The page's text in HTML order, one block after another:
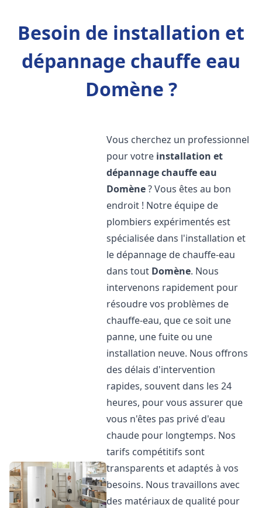
Besoin de installation et
dépannage chauffe eau
Domène ?
Vous cherchez un professionnel
pour votre installation et
dépannage chauffe eau
Domène? Vous êtes au bon
endroit ! Notre équipe de
plombiers expérimentés est
spécialisée dans l'installation et
le dépannage de chauffe-eau
dans tout Domène. Nous
intervenons rapidement pour
résoudre vos problèmes de
chauffe-eau, que ce soit une
panne, une fuite ou une
installation neuve. Nous offrons
des délais d'intervention
rapides, souvent dans les 24
heures, pour vous assurer que
vous n'êtes pas privé d'eau
chaude pour longtemps. Nos
tarifs compétitifs sont
transparents et adaptés à vos
besoins. Nous travaillons avec
des matériaux de qualité pour